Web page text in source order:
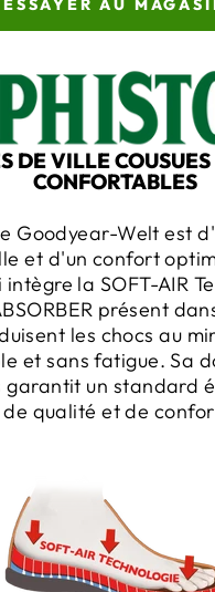
ESSAYER AU
DE VILLE
CONFORTABLES
Goodyear-Welt est
et d'un confort
la SOFT-AIR
présent
les chocs au
et sans fatigue. Sa
garantit un standard
de qualité et de